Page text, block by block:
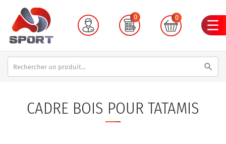
0 0
search
CADRE BOIS POUR TATAMIS